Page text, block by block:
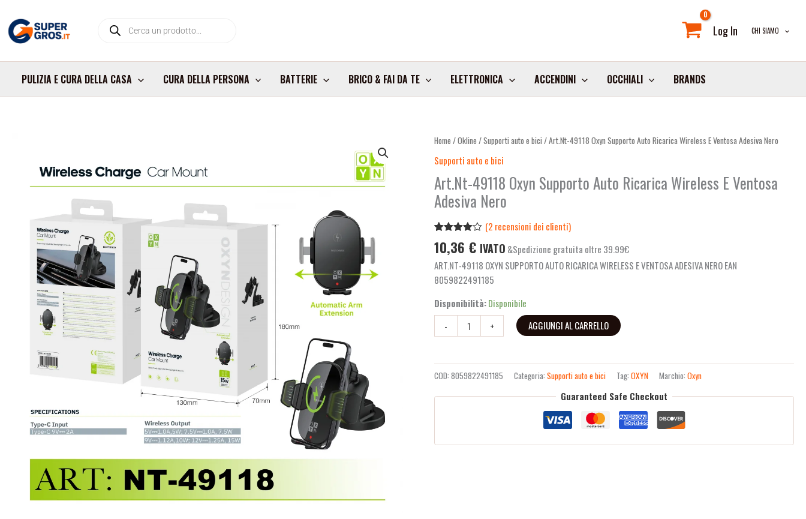
contenuto
search Log In CHI SIAMO
PULIZIA E CURA DELLA CASA CURA DELLA PERSONA BATTERIE BRICO & FAI DA TE ELETTRONICA ACCENDINI OCCHIALI BRANDS
Home /Okline /Supporti auto e bici / Art.Nt-49118 Oxyn Supporto Auto Ricarica Wireless E Ventosa Adesiva Nero
Supporti auto e bici
Art.Nt-49118 Oxyn Supporto Auto Ricarica Wireless E Ventosa
Adesiva Nero
4.00su
5 su
base di
recensioni
(2 recensioni dei clienti)
10,36 € IVATO &Spedizione gratuita oltre 39.99€
ART.NT-49118 OXYN SUPPORTO AUTO RICARICA WIRELESS E VENTOSA ADESIVA NERO EAN
8059822491185
Disponibilità:Disponibile
-
Art.Nt-
49118
Oxyn
Supporto
Auto
Ricarica
Wireless
E
Ventosa
Adesiva
Nero
quantità
+ AGGIUNGI AL CARRELLO
COD:8059822491185 Categoria:Supporti auto e bici Tag:OXYN Marchio:Oxyn
Guaranteed Safe Checkout